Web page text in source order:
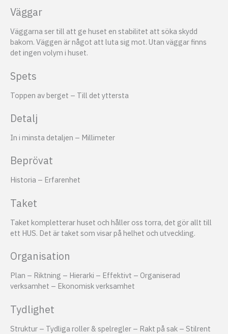
Väggar
Väggarna ser till att ge huset en stabilitet att söka skydd
bakom. Väggen är något att luta sig mot. Utan väggar finns
det ingen volym i huset.
Spets
Toppen av berget – Till det yttersta
Detalj
In i minsta detaljen – Millimeter
Beprövat
Historia – Erfarenhet
Taket
Taket kompletterar huset och håller oss torra, det gör allt till
ett HUS. Det är taket som visar på helhet och utveckling.
Organisation
Plan – Riktning – Hierarki – Effektivt – Organiserad
verksamhet – Ekonomisk verksamhet
Tydlighet
Struktur – Tydliga roller & spelregler – Rakt på sak – Stilrent